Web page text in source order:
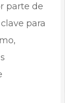
parte de
para